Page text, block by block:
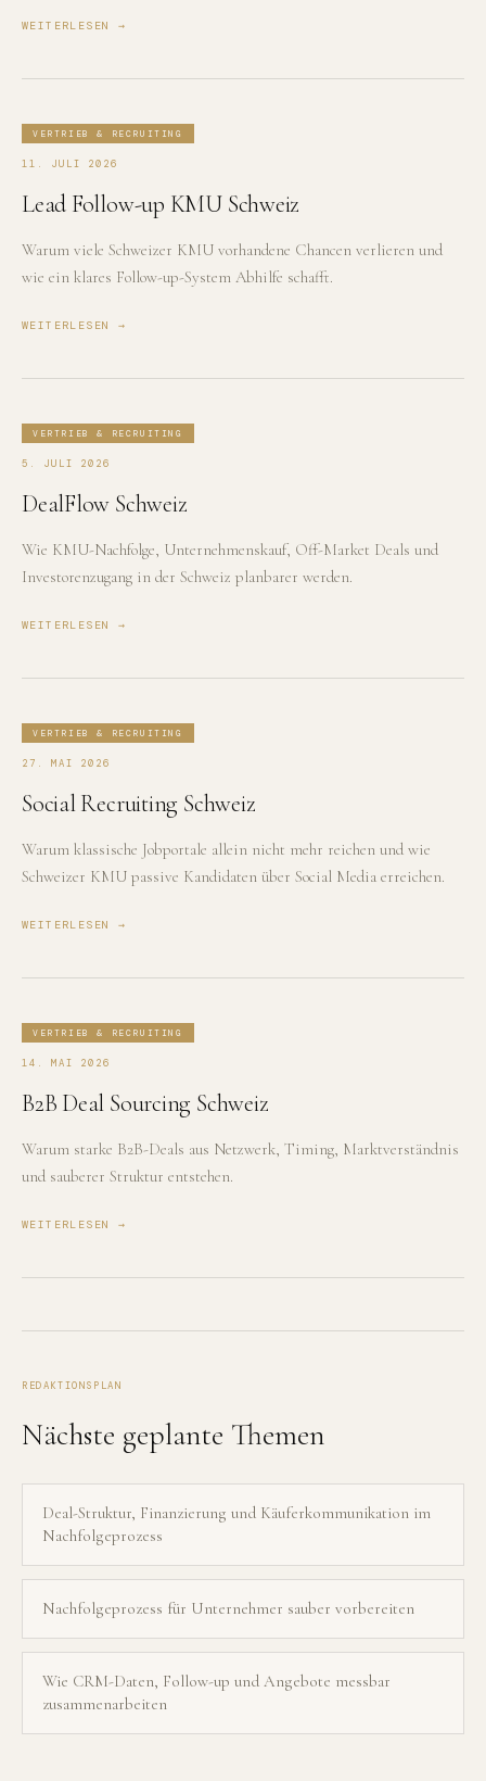
WEITERLESEN →
VERTRIEB & RECRUITING
11. JULI 2026
Lead Follow-up KMU Schweiz
Warum viele Schweizer KMU vorhandene Chancen verlieren und
wie ein klares Follow-up-System Abhilfe schafft.
WEITERLESEN →
VERTRIEB & RECRUITING
5. JULI 2026
DealFlow Schweiz
Wie KMU-Nachfolge, Unternehmenskauf, Off-Market Deals und
Investorenzugang in der Schweiz planbarer werden.
WEITERLESEN →
VERTRIEB & RECRUITING
27. MAI 2026
Social Recruiting Schweiz
Warum klassische Jobportale allein nicht mehr reichen und wie
Schweizer KMU passive Kandidaten über Social Media erreichen.
WEITERLESEN →
VERTRIEB & RECRUITING
14. MAI 2026
B2B Deal Sourcing Schweiz
Warum starke B2B-Deals aus Netzwerk, Timing, Marktverständnis
und sauberer Struktur entstehen.
WEITERLESEN →
REDAKTIONSPLAN
Nächste geplante Themen
Deal-Struktur, Finanzierung und Käuferkommunikation im
Nachfolgeprozess
Nachfolgeprozess für Unternehmer sauber vorbereiten
Wie CRM-Daten, Follow-up und Angebote messbar
zusammenarbeiten